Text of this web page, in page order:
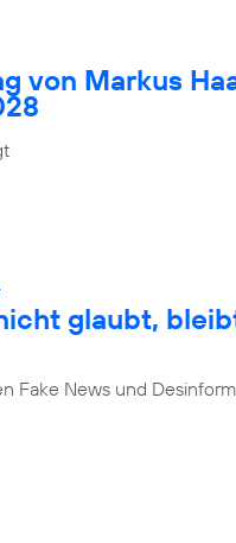
von Markus
glaubt,
Fake News und